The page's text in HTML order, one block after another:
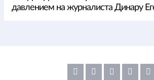
давлением на журналиста Динару